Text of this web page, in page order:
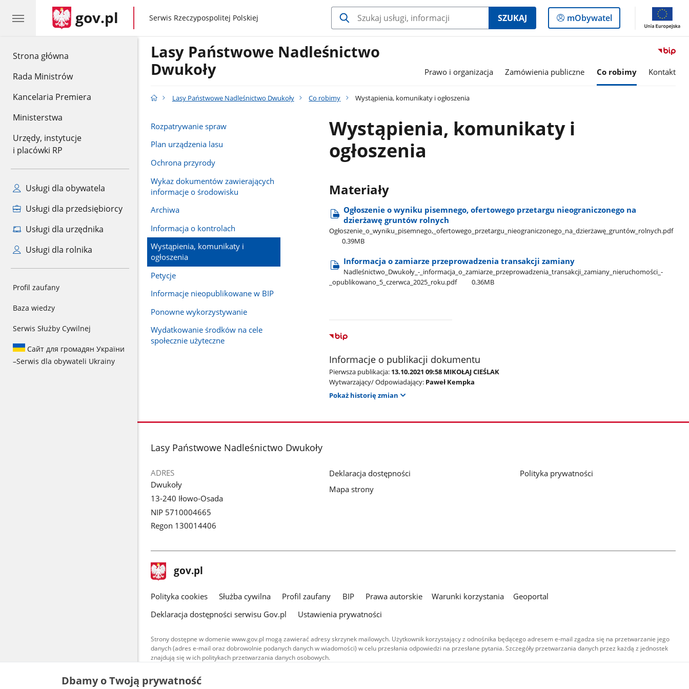
Strona główna
Rada Ministrów
Kancelaria Premiera
Ministerstwa
Urzędy, instytucje
i placówki RP
Usługi dla obywatela
Usługi dla przedsiębiorcy
Usługi dla urzędnika
Usługi dla rolnika
Profil zaufany
Baza wiedzy
Serwis Służby Cywilnej
Сайт для громадян України
–Serwis dla obywateli Ukrainy
gov.pl gov.pl
Serwis Rzeczypospolitej Polskiej SZUKAJ
Logowanie
do
mObywatel
Lasy Państwowe Nadleśnictwo
Dwukoły
Prawo i organizacja Zamówienia publiczne Co robimy Kontakt
Lasy Państwowe Nadleśnictwo Dwukoły Co robimy Wystąpienia, komunikaty i ogłoszenia
Rozpatrywanie spraw
Plan urządzenia lasu
Ochrona przyrody
Wykaz dokumentów zawierających
informacje o środowisku
Archiwa
Informacja o kontrolach
Wystąpienia, komunikaty i
ogłoszenia
Petycje
Informacje nieopublikowane w BIP
Ponowne wykorzystywanie
Wydatkowanie środków na cele
społecznie użyteczne
Wystąpienia, komunikaty i
ogłoszenia
Materiały
Ogłoszenie o wyniku pisemnego, ofertowego przetargu nieograniczonego na
dzierżawę gruntów rolnych
Ogłoszenie​_o​_wyniku​_pisemnego,​_ofertowego​_przetargu​_nieograniczonego​_na​_dzierżawę​_gruntów​_rolnych.pdf
0.39MB
Informacja o zamiarze przeprowadzenia transakcji zamiany
Nadleśnictwo​_Dwukoły​_-​_informacja​_o​_zamiarze​_przeprowadzenia​_transakcji​_zamiany​_nieruchomości​_-​
_opublikowano​_5​_czerwca​_2025​_roku.pdf
0.36MB
Informacje o publikacji dokumentu
Pierwsza publikacja: 13.10.2021 09:58 MIKOŁAJ CIEŚLAK
Wytwarzający/ Odpowiadający: Paweł Kempka
Pokaż historię zmian
stopka
Lasy Państwowe Nadleśnictwo Dwukoły
ADRES
Dwukoły
13-240 Iłowo-Osada
NIP 5710004665
Regon 130014406
Deklaracja dostępności
Mapa strony
Polityka prywatności
stopka
gov.pl Strona
gov.pl
gov.pl
Polityka cookies Służba cywilna Profil zaufany BIP Prawa autorskie Warunki korzystania
Geoportal
Deklaracja dostępności serwisu Gov.pl
Ustawienia prywatności
Strony dostępne w domenie www.gov.pl mogą zawierać adresy skrzynek mailowych. Użytkownik korzystający z odnośnika będącego adresem e-mail zgadza się na przetwarzanie jego
danych (adres e-mail oraz dobrowolnie podanych danych w wiadomości) w celu przesłania odpowiedzi na przesłane pytania. Szczegóły przetwarzania danych przez każdą z jednostek
znajdują się w ich politykach przetwarzania danych osobowych.
Treści tekstowe publikowane w serwisie (z wyłączeniem treści audiowizualnych), są
udostępniane na licencji typu Creative Commons: uznanie autorstwa - na tych samych
Dbamy o Twoją prywatność